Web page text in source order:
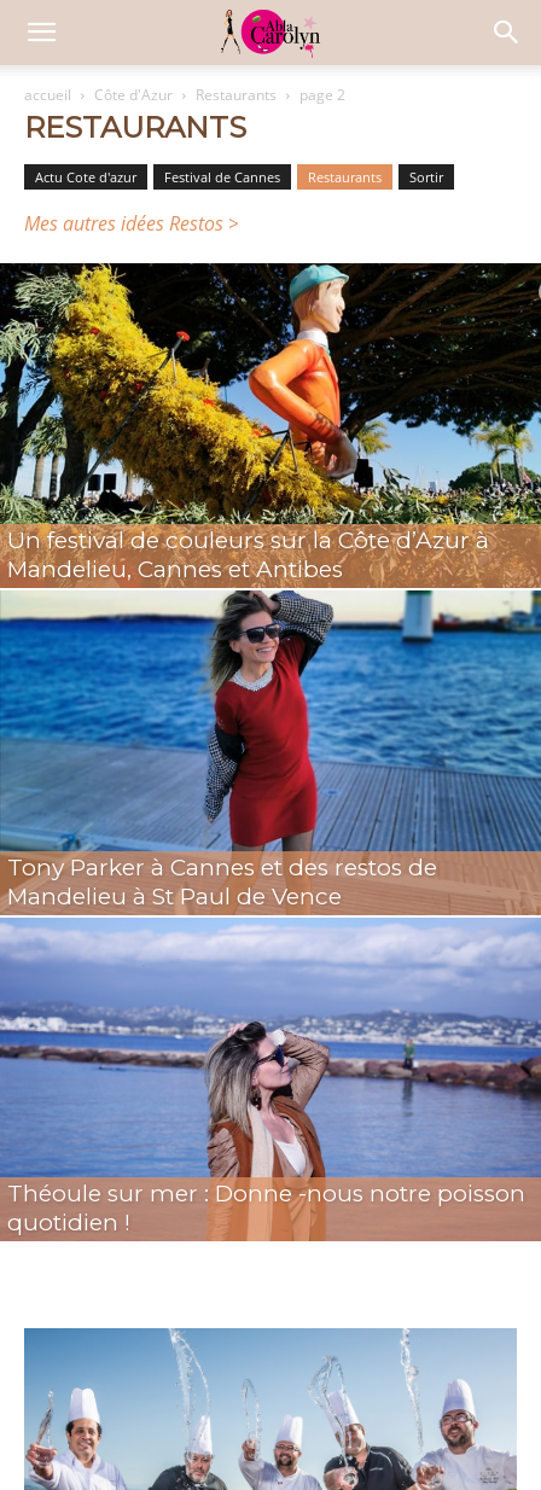
accueil Côte d'Azur Restaurants page 2
RESTAURANTS
Actu Cote d'azur Festival de Cannes Restaurants Sortir
Mes autres idées Restos >
Un festival de couleurs sur la Côte d’Azur à
Mandelieu, Cannes et Antibes
Tony Parker à Cannes et des restos de
Mandelieu à St Paul de Vence
Théoule sur mer : Donne -nous notre poisson
quotidien !